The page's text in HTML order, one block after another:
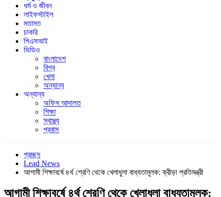
ধর্ম ও জীবন
লাইফস্টাইল
মতামত
চাকরি
পিএসআই
ভিডিও
বাংলাদেশ
বিশ্ব
খেলা
অন্যান্য
অন্যান্য
অফিস আদালত
শিক্ষা
স্বাস্থ্য
প্রবাস
প্রচ্ছদ
Lead News
আগামী শিক্ষাবর্ষে ৪র্থ শ্রেণি থেকে খেলাধুলা বাধ্যতামূলক: ক্রীড়া প্রতিমন্ত্রী
আগামী শিক্ষাবর্ষে ৪র্থ শ্রেণি থেকে খেলাধুলা বাধ্যতামূলক: